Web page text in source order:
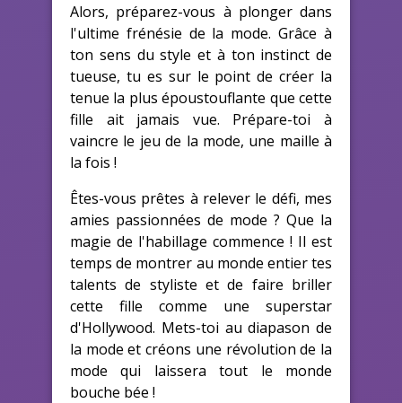
Alors, préparez-vous à plonger dans
l'ultime frénésie de la mode. Grâce à
ton sens du style et à ton instinct de
tueuse, tu es sur le point de créer la
tenue la plus époustouflante que cette
fille ait jamais vue. Prépare-toi à
vaincre le jeu de la mode, une maille à
la fois !
Êtes-vous prêtes à relever le défi, mes
amies passionnées de mode ? Que la
magie de l'habillage commence ! Il est
temps de montrer au monde entier tes
talents de styliste et de faire briller
cette fille comme une superstar
d'Hollywood. Mets-toi au diapason de
la mode et créons une révolution de la
mode qui laissera tout le monde
bouche bée !